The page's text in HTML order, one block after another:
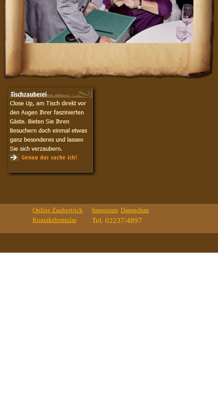
Online Zaubertrick
Kontaktformular
Impressum Datenschutz
Tel. 02237/4897